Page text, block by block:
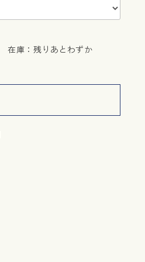
在庫：残りあとわずか